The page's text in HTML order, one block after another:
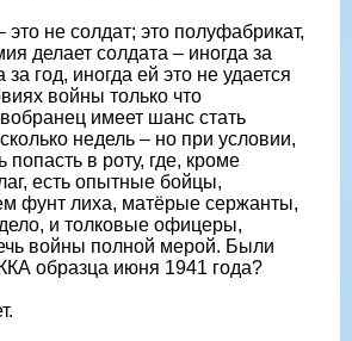
не солдат; это полуфабрикат,
делает солдата – иногда за
за год, иногда ей это не удается
войны только что
имеет шанс стать
недель – но при условии,
попасть в роту, где, кроме
есть опытные бойцы,
фунт лиха, матёрые сержанты,
и толковые офицеры,
войны полной мерой. Были
образца июня 1941 года?